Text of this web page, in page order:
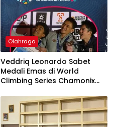
Olahraga
Veddriq Leonardo Sabet
Medali Emas di World
Climbing Series Chamonix